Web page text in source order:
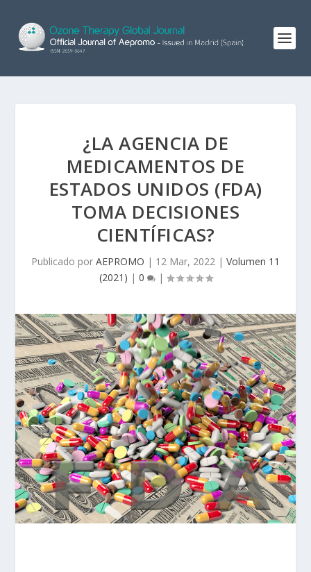
¿LA AGENCIA DE
MEDICAMENTOS DE
ESTADOS UNIDOS (FDA)
TOMA DECISIONES
CIENTÍFICAS?
Publicado por AEPROMO | 12 Mar, 2022 | Volumen 11
(2021) | 0 |